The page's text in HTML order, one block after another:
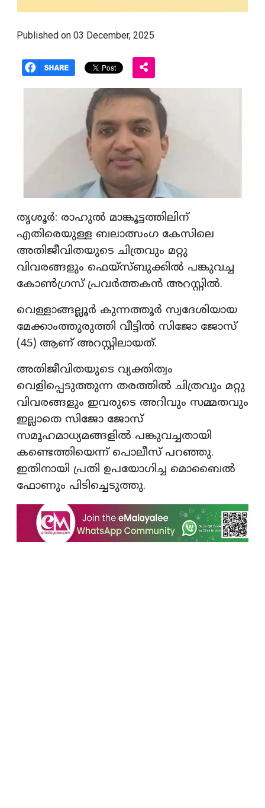
Published on 03 December, 2025
തൃശൂര്‍: രാഹുല്‍ മാങ്കൂട്ടത്തിലിന്
എതിരെയുള്ള ബലാത്സംഗ കേസിലെ
അതിജീവിതയുടെ ചിത്രവും മറ്റു
വിവരങ്ങളും ഫെയ്‌സ്ബുക്കില്‍ പങ്കുവച്ച
കോണ്‍ഗ്രസ് പ്രവര്‍ത്തകന്‍ അറസ്റ്റില്‍.
വെള്ളാങ്ങല്ലൂര്‍ കുന്നത്തൂര്‍ സ്വദേശിയായ
മേക്കാംത്തുരുത്തി വീട്ടില്‍ സിജോ ജോസ്
(45) ആണ് അറസ്റ്റിലായത്.
അതിജീവിതയുടെ വ്യക്തിത്വം
വെളിപ്പെടുത്തുന്ന തരത്തില്‍ ചിത്രവും മറ്റു
വിവരങ്ങളും ഇവരുടെ അറിവും സമ്മതവും
ഇല്ലാതെ സിജോ ജോസ്
സമൂഹമാധ്യമങ്ങളില്‍ പങ്കുവച്ചതായി
കണ്ടെത്തിയെന്ന് പൊലീസ് പറഞ്ഞു.
ഇതിനായി പ്രതി ഉപയോഗിച്ച മൊബൈല്‍
ഫോണും പിടിച്ചെടുത്തു.